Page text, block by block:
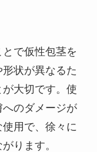
で仮性包茎を
状が異なるた
大切です。使
のダメージが
用で、徐々に
ります。